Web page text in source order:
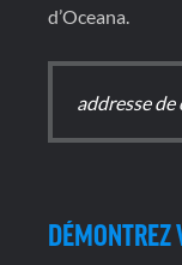
d’Oceana.
DÉMONTREZ